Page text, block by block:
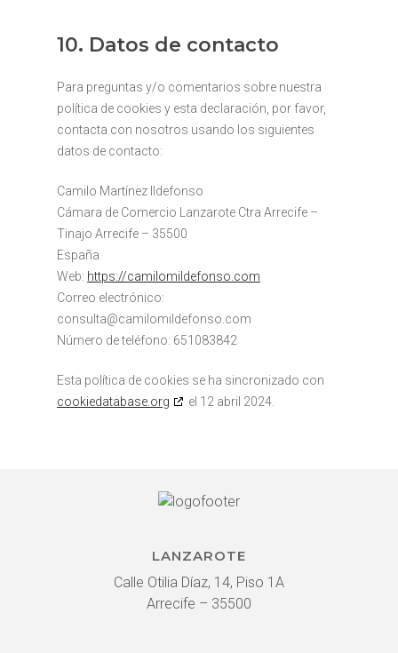
10. Datos de contacto
Para preguntas y/o comentarios sobre nuestra
política de cookies y esta declaración, por favor,
contacta con nosotros usando los siguientes
datos de contacto:
Camilo Martínez Ildefonso
Cámara de Comercio Lanzarote Ctra Arrecife –
Tinajo Arrecife – 35500
España
Web: https://camilomildefonso.com
Correo electrónico:
consulta@camilomildefonso.com
Número de teléfono: 651083842
Esta política de cookies se ha sincronizado con
cookiedatabase.org
el 12 abril 2024.
LANZAROTE
Calle Otilia Díaz, 14, Piso 1A
Arrecife – 35500